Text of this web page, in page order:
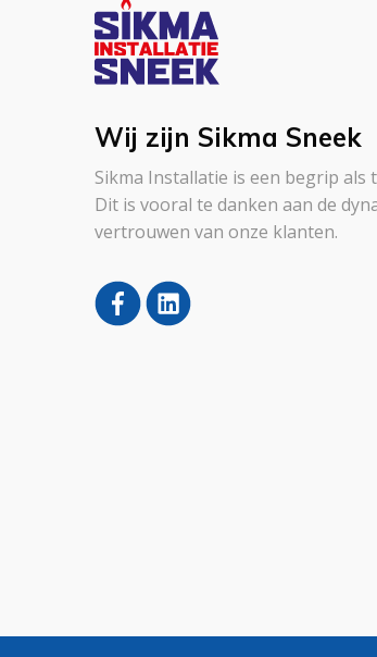
Wij zijn Sikma Sneek
Sikma Installatie is een begrip als
Dit is vooral te danken aan de
vertrouwen van onze klanten.